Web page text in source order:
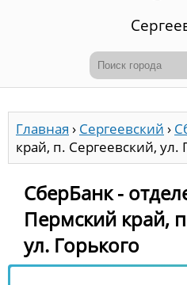
Главная › Сергеевский ›
край, п. Сергеевский, ул.
СберБанк -
Пермский край,
ул. Горького